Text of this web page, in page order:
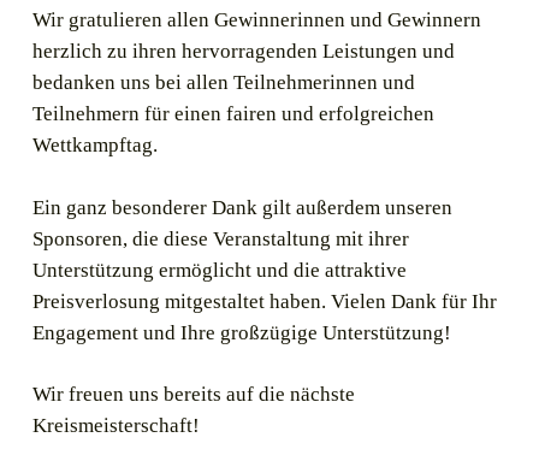
Wir gratulieren allen Gewinnerinnen und Gewinnern
herzlich zu ihren hervorragenden Leistungen und
bedanken uns bei allen Teilnehmerinnen und
Teilnehmern für einen fairen und erfolgreichen
Wettkampftag.
Ein ganz besonderer Dank gilt außerdem unseren
Sponsoren, die diese Veranstaltung mit ihrer
Unterstützung ermöglicht und die attraktive
Preisverlosung mitgestaltet haben. Vielen Dank für Ihr
Engagement und Ihre großzügige Unterstützung!
Wir freuen uns bereits auf die nächste
Kreismeisterschaft!